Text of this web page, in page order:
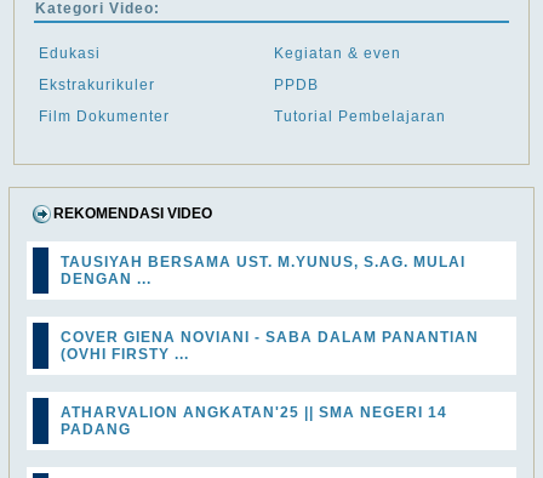
Kategori Video:
Edukasi
Ekstrakurikuler
Film Dokumenter
Kegiatan & even
PPDB
Tutorial Pembelajaran
REKOMENDASI VIDEO
TAUSIYAH BERSAMA UST. M.YUNUS, S.AG. MULAI
DENGAN ...
COVER GIENA NOVIANI - SABA DALAM PANANTIAN
(OVHI FIRSTY ...
ATHARVALION ANGKATAN'25 || SMA NEGERI 14
PADANG